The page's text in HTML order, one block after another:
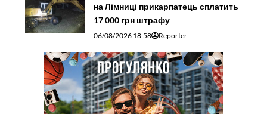
на Лімниці прикарпатець сплатить
17 000 грн штрафу
06/08/2026 18:58 Reporter